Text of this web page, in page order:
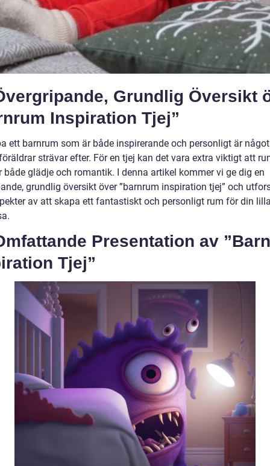
Grundlig Översikt
Inspiration Tjej”
ett barnrum som är både inspirerande och personligt är
strävar efter. För en tjej kan det vara extra viktigt att
både glädje och romantik. I denna artikel kommer vi ge dig en
grundlig översikt över ”barnrum inspiration tjej” och
av att skapa ett fantastiskt och personligt rum för din
Presentation av
Tjej”